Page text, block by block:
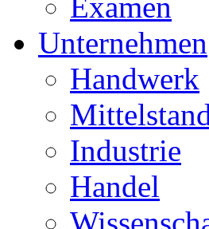
Examen
Unternehmen
Handwerk
Industrie
Handel